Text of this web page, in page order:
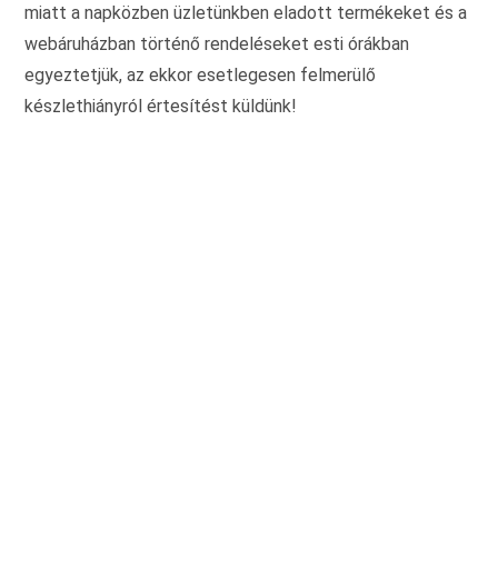
miatt a napközben üzletünkben eladott termékeket és a
webáruházban történő rendeléseket esti órákban
egyeztetjük, az ekkor esetlegesen felmerülő
készlethiányról értesítést küldünk!